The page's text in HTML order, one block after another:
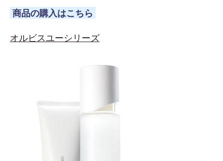
商品の購入はこちら
オルビスユーシリーズ